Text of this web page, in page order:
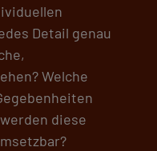
Detail genau
Welche
diese